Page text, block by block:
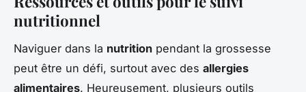
nutritionnel
Naviguer dans la nutrition pendant la grossesse
peut être un défi, surtout avec des allergies
alimentaires. Heureusement, plusieurs outils